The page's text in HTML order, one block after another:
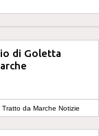
di Goletta
Tratto da Marche Notizie